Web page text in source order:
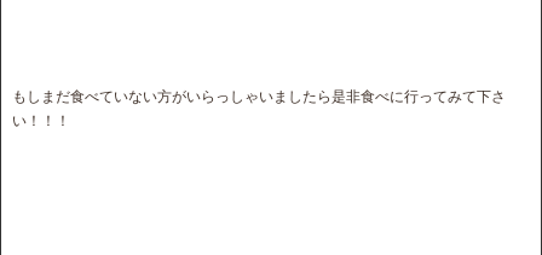
もしまだ食べていない方がいらっしゃいましたら是非食べに行ってみて下さ
い！！！